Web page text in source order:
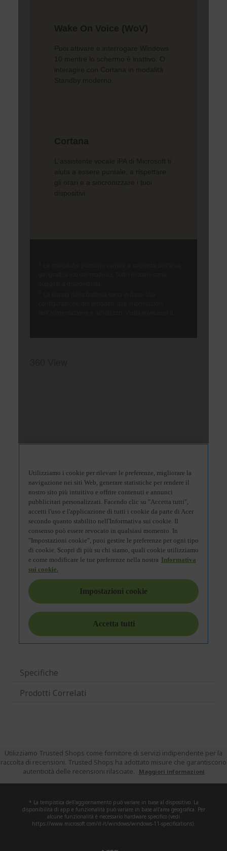
Specifiche
Prodotti Correlati
Utilizziamo Trusted Shops come fornitore di servizi indipendente per la
raccolta di recensioni. Trusted Shops ha adottato misure che garantiscono
autenticità delle recensioni rilasciate.
Maggiori informazioni
* La tempistica dell'aggiornamento può variare in base al dispositivo. La
disponibilità di app e funzionalità può variare in base all'area geografica. Per
alcune funzionalità è necessario hardware specifico (vedi
https://www.microsoft.com/it-it/windows/windows-11-specifications).